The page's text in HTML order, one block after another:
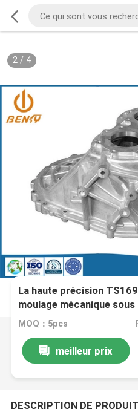
2/ 4
La haute précision
moulage mécanique
logement de boîte de
MOQ：5pcs
meilleur prix
DESCRIPTION DE PRODUIT